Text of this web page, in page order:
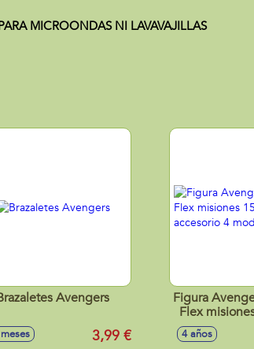
MICROONDAS NI LAVAVAJILLAS
Avengers
3,99 €
Figura
Flex
accesorio 4
4 años